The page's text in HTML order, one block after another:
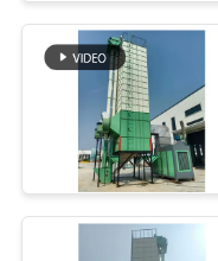
NOTÍCIA
PEÇA
UMAS
CITAÇÕES
misto